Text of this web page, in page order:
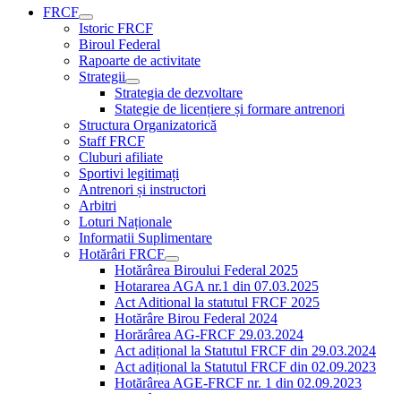
FRCF
Istoric FRCF
Biroul Federal
Rapoarte de activitate
Strategii
Strategia de dezvoltare
Stategie de licențiere și formare antrenori
Structura Organizatorică
Staff FRCF
Cluburi afiliate
Sportivi legitimați
Antrenori și instructori
Arbitri
Loturi Naționale
Informatii Suplimentare
Hotărâri FRCF
Hotărârea Biroului Federal 2025
Hotararea AGA nr.1 din 07.03.2025
Act Aditional la statutul FRCF 2025
Hotărâre Birou Federal 2024
Horărârea AG-FRCF 29.03.2024
Act adițional la Statutul FRCF din 29.03.2024
Act adițional la Statutul FRCF din 02.09.2023
Hotărârea AGE-FRCF nr. 1 din 02.09.2023